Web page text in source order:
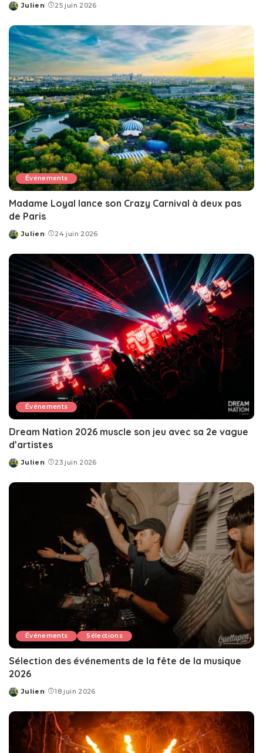
Posted
Julien 25 juin 2026
Événements
Madame Loyal lance son Crazy Carnival à deux pas
de Paris
Posted
Julien 24 juin 2026
Événements
Dream Nation 2026 muscle son jeu avec sa 2e vague
d’artistes
Posted
Julien 23 juin 2026
Événements Sélections
Sélection des événements de la fête de la musique
2026
Posted
Julien 18 juin 2026